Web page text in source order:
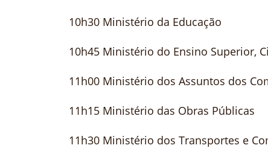
10h30 Ministério da Educação
10h45 Ministério do Ensino Superior,
11h00 Ministério dos Assuntos dos
11h15 Ministério das Obras Públicas
11h30 Ministério dos Transportes e